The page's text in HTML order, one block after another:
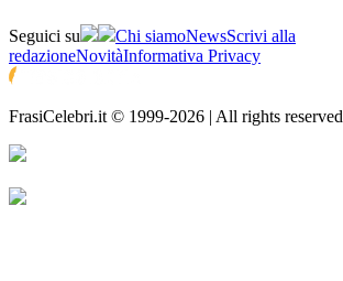
Seguici su Chi siamoNewsScrivi alla
redazioneNovitàInformativa Privacy
FrasiCelebri.it © 1999-2026 | All rights reserved